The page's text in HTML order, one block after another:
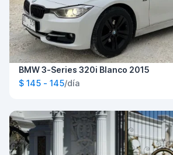
BMW 3-Series 320i Blanco 2015
$ 145 - 145/día